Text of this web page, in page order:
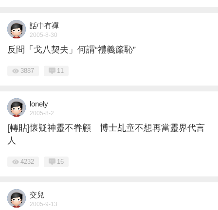
話中有禪
2005-8-30
反問「戈八契夫」何謂“禮義簾恥”
3887 11
lonely
2005-8-2
[轉貼]懷疑神靈不眷顧 博士乩童不想再當靈界代言
人
4232 16
交兒
2005-9-13